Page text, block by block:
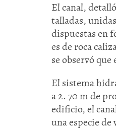
El canal,
talladas,
dispuestas en
es de roca
se observó que
El sistema
a 2. 70 m de
edificio, el
una especie